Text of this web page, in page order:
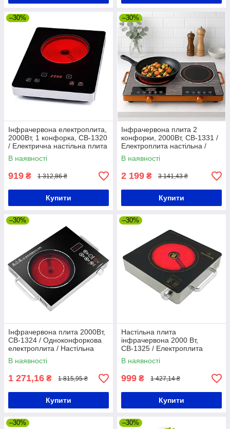
–30%
Інфрачервона електроплита,
2000Вт, 1 конфорка, СВ-1320
/ Електрична настільна плита
/ Плита електрична
В наявності
919 ₴ 1 312,86 ₴
Купити
–30%
Інфрачервона плита 2
конфорки, 2000Вт, СВ-1331 /
Електроплита настільна /
Плита електрична
двоконфоркова
В наявності
2 199 ₴ 3 141,43 ₴
Купити
–30%
Інфрачервона плита 2000Вт,
СВ-1324 / Одноконфоркова
електроплита / Настільна
плита електрична
В наявності
1 271,16 ₴ 1 815,95 ₴
Купити
–30%
Настільна плита
інфрачервона 2000 Вт,
СВ-1325 / Електроплита
склокерамічна / Плита
електрична
В наявності
999 ₴ 1 427,14 ₴
Купити
–30% –30%